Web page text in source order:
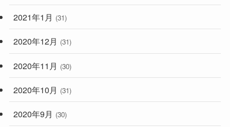
2021年1月 (31)
2020年12月 (31)
2020年11月 (30)
2020年10月 (31)
2020年9月 (30)